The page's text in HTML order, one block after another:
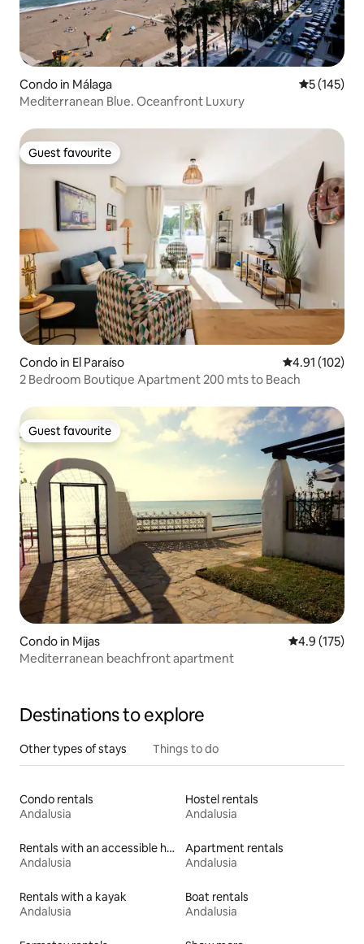
Condo in Málaga 5 out of 5
5 (145)
Mediterranean Blue. Oceanfront Luxury
Guest favourite
Guest favourite
Condo in El Paraíso 4.91 out of 5
4.91 (102)
2 Bedroom Boutique Apartment 200 mts to Beach
Guest favourite
Guest favourite
Condo in Mijas 4.9 out of 5
4.9 (175)
Mediterranean beachfront apartment
Destinations to explore
Other types of stays Things to do
Condo rentals
Andalusia
Hostel rentals
Andalusia
Rentals with an accessible height bed
Andalusia
Apartment rentals
Andalusia
Rentals with a kayak
Andalusia
Boat rentals
Andalusia